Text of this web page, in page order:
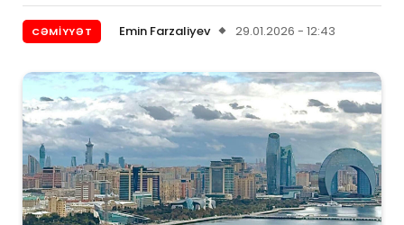
CƏMIYYƏT Emin Farzaliyev 29.01.2026 - 12:43